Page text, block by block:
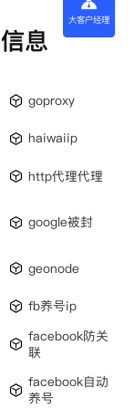
息
goproxy
haiwaiip
http代理代理
google被封
geonode
fb养号ip
facebook防关
联
facebook自动
养号
大客户经理